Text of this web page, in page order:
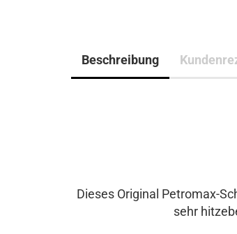
Beschreibung
Dieses Original Petromax-
sehr